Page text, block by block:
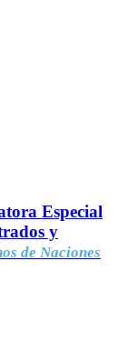
Especial
y
de Naciones